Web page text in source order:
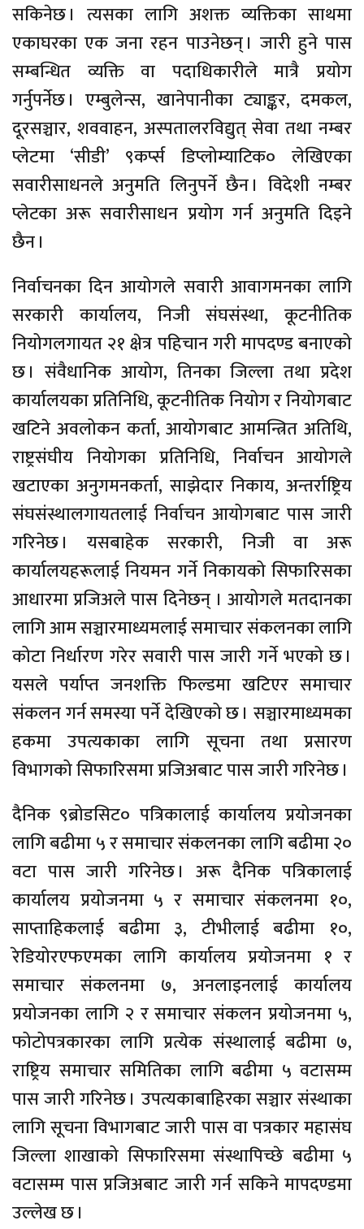
सकिनेछ । त्यसका लागि अशक्त व्यक्तिका साथमा
एकाघरका एक जना रहन पाउनेछन् । जारी हुने पास
सम्बन्धित व्यक्ति वा पदाधिकारीले मात्रै प्रयोग
गर्नुपर्नेछ । एम्बुलेन्स, खानेपानीका ट्याङ्कर, दमकल,
दूरसञ्चार, शववाहन, अस्पतालरविद्युत् सेवा तथा नम्बर
प्लेटमा ‘सीडी’ ९कर्प्स डिप्लोम्याटिक० लेखिएका
सवारीसाधनले अनुमति लिनुपर्ने छैन । विदेशी नम्बर
प्लेटका अरू सवारीसाधन प्रयोग गर्न अनुमति दिइने
छैन ।
निर्वाचनका दिन आयोगले सवारी आवागमनका लागि
सरकारी कार्यालय, निजी संघसंस्था, कूटनीतिक
नियोगलगायत २१ क्षेत्र पहिचान गरी मापदण्ड बनाएको
छ । संवैधानिक आयोग, तिनका जिल्ला तथा प्रदेश
कार्यालयका प्रतिनिधि, कूटनीतिक नियोग र नियोगबाट
खटिने अवलोकन कर्ता, आयोगबाट आमन्त्रित अतिथि,
राष्ट्रसंघीय नियोगका प्रतिनिधि, निर्वाचन आयोगले
खटाएका अनुगमनकर्ता, साझेदार निकाय, अन्तर्राष्ट्रिय
संघसंस्थालगायतलाई निर्वाचन आयोगबाट पास जारी
गरिनेछ । यसबाहेक सरकारी, निजी वा अरू
कार्यालयहरूलाई नियमन गर्ने निकायको सिफारिसका
आधारमा प्रजिअले पास दिनेछन् । आयोगले मतदानका
लागि आम सञ्चारमाध्यमलाई समाचार संकलनका लागि
कोटा निर्धारण गरेर सवारी पास जारी गर्ने भएको छ ।
यसले पर्याप्त जनशक्ति फिल्डमा खटिएर समाचार
संकलन गर्न समस्या पर्ने देखिएको छ । सञ्चारमाध्यमका
हकमा उपत्यकाका लागि सूचना तथा प्रसारण
विभागको सिफारिसमा प्रजिअबाट पास जारी गरिनेछ ।
दैनिक ९ब्रोडसिट० पत्रिकालाई कार्यालय प्रयोजनका
लागि बढीमा ५ र समाचार संकलनका लागि बढीमा २०
वटा पास जारी गरिनेछ । अरू दैनिक पत्रिकालाई
कार्यालय प्रयोजनमा ५ र समाचार संकलनमा १०,
साप्ताहिकलाई बढीमा ३, टीभीलाई बढीमा १०,
रेडियोरएफएमका लागि कार्यालय प्रयोजनमा १ र
समाचार संकलनमा ७, अनलाइनलाई कार्यालय
प्रयोजनका लागि २ र समाचार संकलन प्रयोजनमा ५,
फोटोपत्रकारका लागि प्रत्येक संस्थालाई बढीमा ७,
राष्ट्रिय समाचार समितिका लागि बढीमा ५ वटासम्म
पास जारी गरिनेछ । उपत्यकाबाहिरका सञ्चार संस्थाका
लागि सूचना विभागबाट जारी पास वा पत्रकार महासंघ
जिल्ला शाखाको सिफारिसमा संस्थापिच्छे बढीमा ५
वटासम्म पास प्रजिअबाट जारी गर्न सकिने मापदण्डमा
उल्लेख छ ।